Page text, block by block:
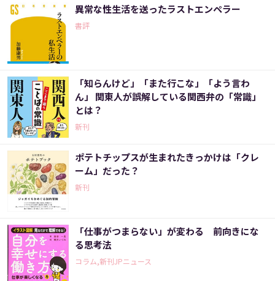
異常な性生活を送ったラストエンペラー
書評
「知らんけど」「また行こな」「よう言わ
ん」 関東人が誤解している関西弁の「常識」
とは？
新刊
ポテトチップスが生まれたきっかけは「クレ
ーム」だった？
新刊
「仕事がつまらない」が変わる 前向きにな
る思考法
コラム,新刊JPニュース